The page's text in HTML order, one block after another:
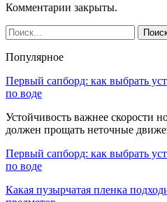
Комментарии закрыты.
Популярное
Первый сапборд: как выбрать
по воде
Устойчивость важнее скорости
должен прощать неточные
Первый сапборд: как выбрать
по воде
Какая пузырчатая пленка